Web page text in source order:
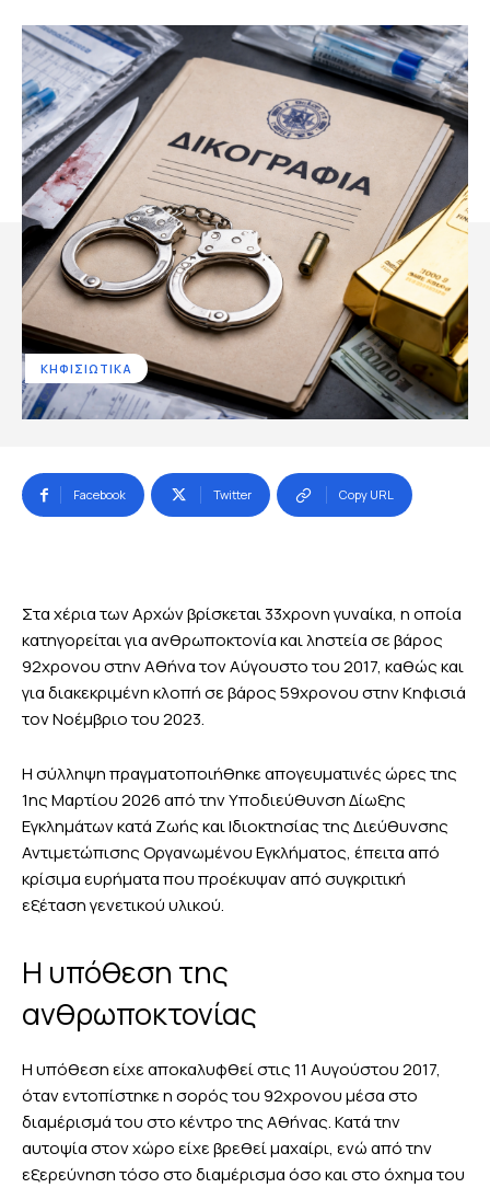
ΚΗΦΙΣΙΩΤΙΚΑ
Facebook Twitter Copy URL
Στα χέρια των Αρχών βρίσκεται 33χρονη γυναίκα, η οποία
κατηγορείται για ανθρωποκτονία και ληστεία σε βάρος
92χρονου στην Αθήνα τον Αύγουστο του 2017, καθώς και
για διακεκριμένη κλοπή σε βάρος 59χρονου στην Κηφισιά
τον Νοέμβριο του 2023.
Η σύλληψη πραγματοποιήθηκε απογευματινές ώρες της
1ης Μαρτίου 2026 από την Υποδιεύθυνση Δίωξης
Εγκλημάτων κατά Ζωής και Ιδιοκτησίας της Διεύθυνσης
Αντιμετώπισης Οργανωμένου Εγκλήματος, έπειτα από
κρίσιμα ευρήματα που προέκυψαν από συγκριτική
εξέταση γενετικού υλικού.
Η υπόθεση της
ανθρωποκτονίας
Η υπόθεση είχε αποκαλυφθεί στις 11 Αυγούστου 2017,
όταν εντοπίστηκε η σορός του 92χρονου μέσα στο
διαμέρισμά του στο κέντρο της Αθήνας. Κατά την
αυτοψία στον χώρο είχε βρεθεί μαχαίρι, ενώ από την
εξερεύνηση τόσο στο διαμέρισμα όσο και στο όχημα του